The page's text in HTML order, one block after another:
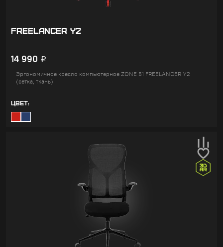
FREELANCER Y2
14 990 Р
Эргономичное кресло компьютерное ZONE 51 FREELANCER Y2
(сетка, ткань)
ЦВЕТ: